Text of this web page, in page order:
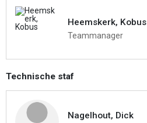
Heemskerk, Kobus
Teammanager
Technische staf
Nagelhout, Dick